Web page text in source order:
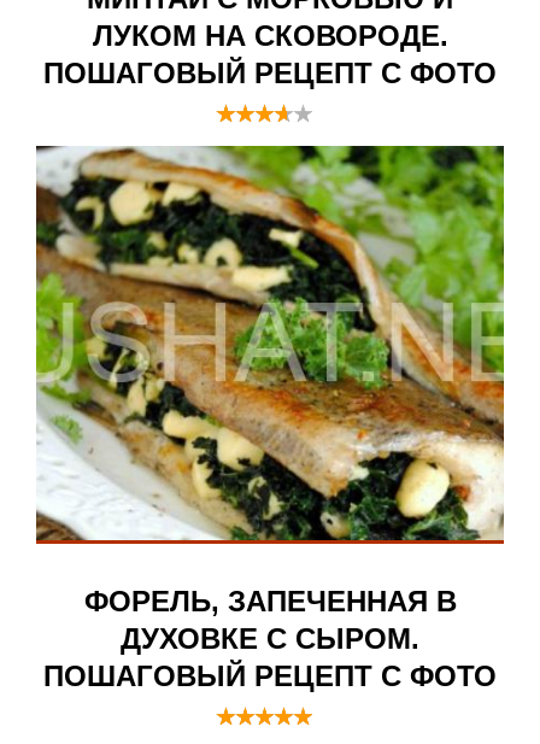
ЛУКОМ НА СКОВОРОДЕ.
ПОШАГОВЫЙ РЕЦЕПТ С ФОТО
ФОРЕЛЬ, ЗАПЕЧЕННАЯ В
ДУХОВКЕ С СЫРОМ.
ПОШАГОВЫЙ РЕЦЕПТ С ФОТО